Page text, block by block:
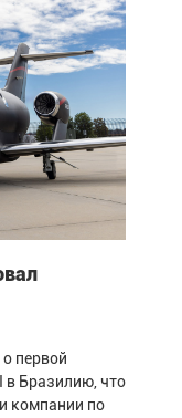
первой
в Бразилию, что
компании по